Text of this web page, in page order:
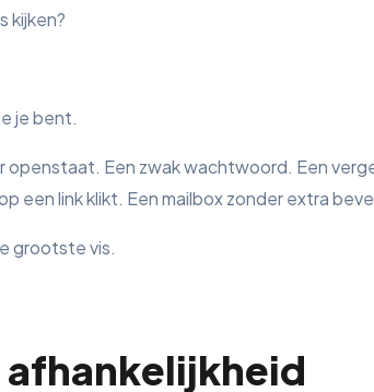
kijken?
je bent.
openstaat. Een zwak wachtwoord. Een
een link klikt. Een mailbox zonder extra
grootste vis.